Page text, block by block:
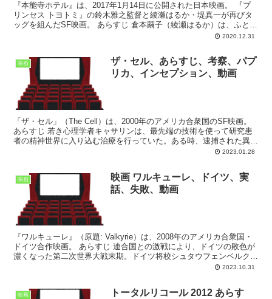
『本能寺ホテル』は、2017年1月14日に公開された日本映画。 『プ
リンセス トヨトミ』の鈴木雅之監督と綾瀬はるか・堤真一が再びタ
ッグを組んだSF映画。 あらすじ 倉本繭子（綾瀬はるか）は、ふとし
2020.12.31
映画
ザ・セル、あらすじ、考察、パプ
リカ、インセプション、動画
「ザ・セル」（The Cell）は、2000年のアメリカ合衆国のSF映画。
あらすじ 若き心理学者キャサリンは、最先端の技術を使って研究患
者の精神世界に入り込む治療を行っていた。ある時、逮捕された異常
2023.01.28
映画
映画 ワルキューレ、ドイツ、実
話、失敗、動画
『ワルキューレ』（原題: Valkyrie）は、2008年のアメリカ合衆国・
ドイツ合作映画。 あらすじ 連合国との激戦により、ドイツの敗色が
濃くなった第二次世界大戦末期。ドイツ将校シュタウフェンベルク大
2023.10.31
映画
トータルリコール 2012 あらす